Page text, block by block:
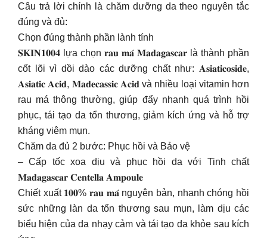
Câu trả lời chính là chăm dưỡng da theo nguyên tắc
đúng và đủ:
Chọn đúng thành phần lành tính
𝐒𝐊𝐈𝐍𝟏𝟎𝟎𝟒 lựa chọn 𝐫𝐚𝐮 𝐦𝐚́ 𝐌𝐚𝐝𝐚𝐠𝐚𝐬𝐜𝐚𝐫 là thành phần
cốt lõi vì dồi dào các dưỡng chất như: 𝐀𝐬𝐢𝐚𝐭𝐢𝐜𝐨𝐬𝐢𝐝𝐞,
𝐀𝐬𝐢𝐚𝐭𝐢𝐜 𝐀𝐜𝐢𝐝, 𝐌𝐚𝐝𝐞𝐜𝐚𝐬𝐬𝐢𝐜 𝐀𝐜𝐢𝐝 và nhiều loại vitamin hơn
rau má thông thường, giúp đẩy nhanh quá trình hồi
phục, tái tạo da tổn thương, giảm kích ứng và hỗ trợ
kháng viêm mụn.
Chăm da đủ 2 bước: Phục hồi và Bảo vệ
– Cấp tốc xoa dịu và phục hồi da với Tinh chất
𝐌𝐚𝐝𝐚𝐠𝐚𝐬𝐜𝐚𝐫 𝐂𝐞𝐧𝐭𝐞𝐥𝐥𝐚 𝐀𝐦𝐩𝐨𝐮𝐥𝐞
Chiết xuất 𝟏𝟎𝟎% 𝐫𝐚𝐮 𝐦𝐚́ nguyên bản, nhanh chóng hồi
sức những làn da tổn thương sau mụn, làm dịu các
biểu hiện của da nhạy cảm và tái tạo da khỏe sau kích